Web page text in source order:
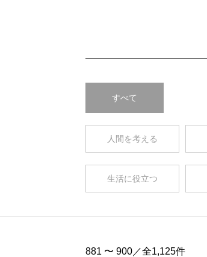
すべて
人間を考える
生活に役立つ
881 〜 900／全1,125件